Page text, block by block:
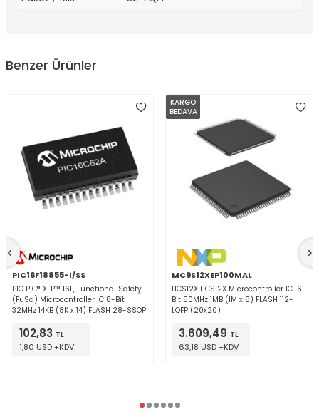
Benzer Ürünler
PIC16F18855-I/SS
PIC PIC® XLP™ 16F, Functional Safety
(FuSa) Microcontroller IC 8-Bit
32MHz 14KB (8K x 14) FLASH 28-SSOP
102,83 TL
1,80 USD +KDV
KARGO
BEDAVA
MC9S12XEP100MAL
HCS12X HCS12X Microcontroller IC 16-
Bit 50MHz 1MB (1M x 8) FLASH 112-
LQFP (20x20)
3.609,49 TL
63,18 USD +KDV